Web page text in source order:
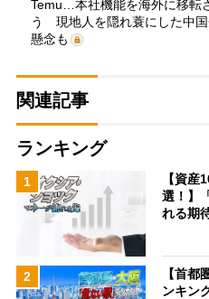
Temu…本社機能を海外に移転
う 現地人を隠れ蓑にした中
懸念も
関連記事
ランキング
1
【資産
選！】
れる期
2
【首都
ンキン